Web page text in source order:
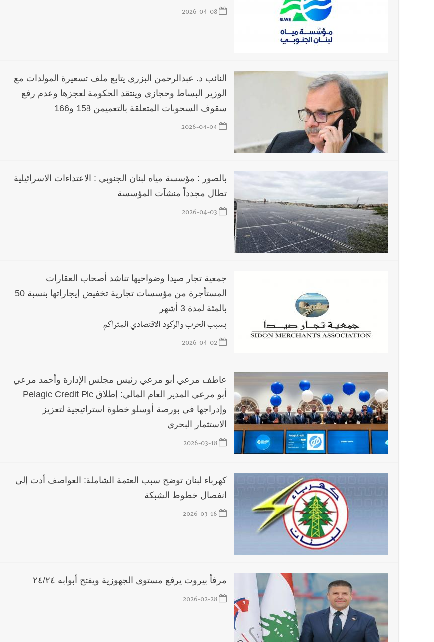
2026-04-08
النائب د. عبدالرحمن البزري يتابع ملف تسعيرة المولدات مع
الوزير البساط وحجازي وينتقد الحكومة لعجزها وعدم رفع
سقوف السحوبات المتعلقة بالتعميمن 158 و166
2026-04-04
بالصور : مؤسسة مياه لبنان الجنوبي : الاعتداءات الاسرائيلية
تطال مجدداً منشآت المؤسسة
2026-04-03
جمعية تجار صيدا وضواحيها تناشد أصحاب العقارات
المستأجرة من مؤسسات تجارية تخفيض إيجاراتها بنسبة 50
بالمئة لمدة 3 أشهر
بسبب الحرب والركود الاقتصادي المتراكم
2026-04-02
عاطف مرعي أبو مرعي رئيس مجلس الإدارة وأحمد مرعي
أبو مرعي المدير العام المالي: إطلاق Pelagic Credit Plc
وإدراجها في بورصة أوسلو خطوة استراتيجية لتعزيز
الاستثمار البحري
2026-03-18
كهرباء لبنان توضح سبب العتمة الشاملة: العواصف أدت إلى
انفصال خطوط الشبكة
2026-03-16
مرفأ بيروت يرفع مستوى الجهوزية ويفتح أبوابه ٢٤/٢٤
2026-02-28